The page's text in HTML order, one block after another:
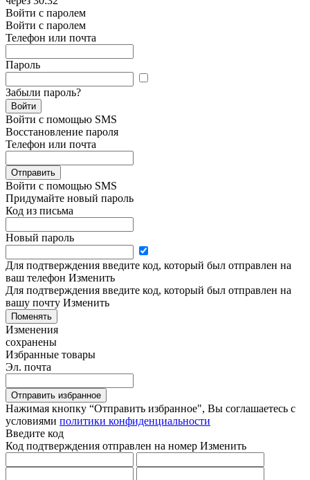
Войти с паролем
Войти с паролем
Телефон или почта
Пароль
Забыли пароль?
Войти
Войти с помощью SMS
Восстановление пароля
Телефон или почта
Отправить
Войти с помощью SMS
Придумайте новый пароль
Код из письма
Новый пароль
Для подтверждения введите код, который был отправлен на
ваш телефон Изменить
Для подтверждения введите код, который был отправлен на
вашу почту Изменить
Поменять
Изменения
сохранены
Избранные товары
Эл. почта
Отправить избранное
Нажимая кнопку “Отправить избранное", Вы соглашаетесь c
условиями политики конфиденциальности
Введите код
Код подтверждения отправлен на номер Изменить